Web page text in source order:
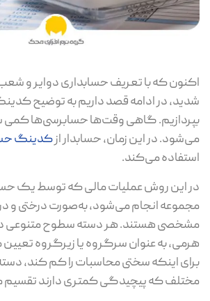
اکنون که با تعریف حسابداری دوایر و شعب
شدید، در ادامه قصد داریم به توضیح
بپردازیم. گاهی وقت‌ها حسابرسی‌ها
می‌شود. در این زمان، حسابدار ازکدینگ
استفاده می‌کند.
در این روش عملیات مالی که توسط یک
مجموعه انجام می‌شود، به‌صورت درختی و
مشخصی هستند. هر دسته سطوح متنوعی
هرمی، به عنوان سرگروه یا زیرگروه
برای اینکه سختی محاسبات را کم کند،
مختلف که پیچیدگی کمتری دارند